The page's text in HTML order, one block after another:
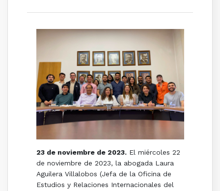
23 de noviembre de 2023.El miércoles 22
de noviembre de 2023, la abogada Laura
Aguilera Villalobos (Jefa de la Oficina de
Estudios y Relaciones Internacionales del